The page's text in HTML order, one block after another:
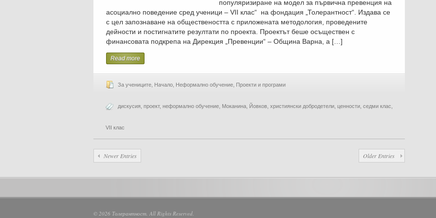
ЗА
ПЪРВИЧНА
ПРЕВЕНЦИЯ
АСОЦИАЛНО
ПОВЕДЕНИЕ
СРЕД
УЧЕНИЦИ
–
популяризиране на модел за първична превенция на
асоциално поведение сред ученици – VII клас“ на фондация „Толерантност“. Издава се
с цел запознаване на обществеността с приложената методология, проведените
дейности и постигнатите резултати по проекта. Проектът беше осъществен с
финансовата подкрепа на Дирекция „Превенции“ – Община Варна, а […]
Read more
За учениците Начало Неформално обучение Проекти и програми
дискусия проект, неформално обучение Моканина Йовков християнски добродетели ценности седми клас
VII клас
Newer Entries Older Entries
© 2026 Толерантност. All Rights Reserved.